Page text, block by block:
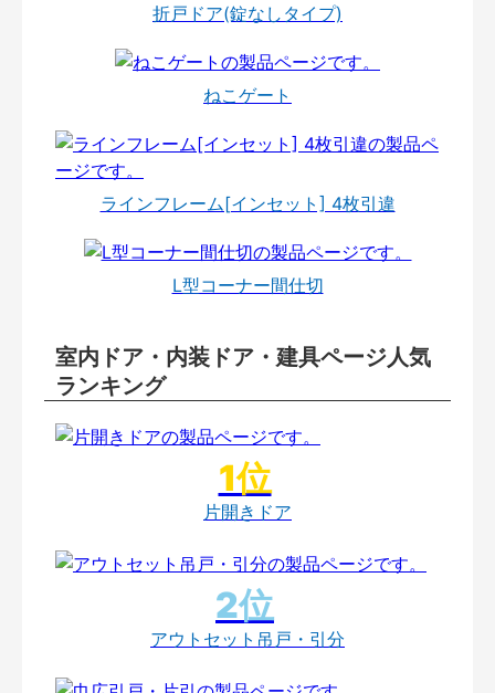
折戸ドア(錠なしタイプ)
ねこゲート
ラインフレーム[インセット] 4枚引違
L型コーナー間仕切
室内ドア・内装ドア・建具ページ人気
ランキング
片開きドア
アウトセット吊戸・引分